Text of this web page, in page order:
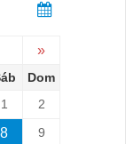
»
Dom
1
2
8
9